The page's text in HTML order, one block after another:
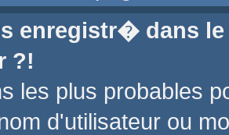
enregistr� dans
?!
les plus probables
d'utilisateur ou